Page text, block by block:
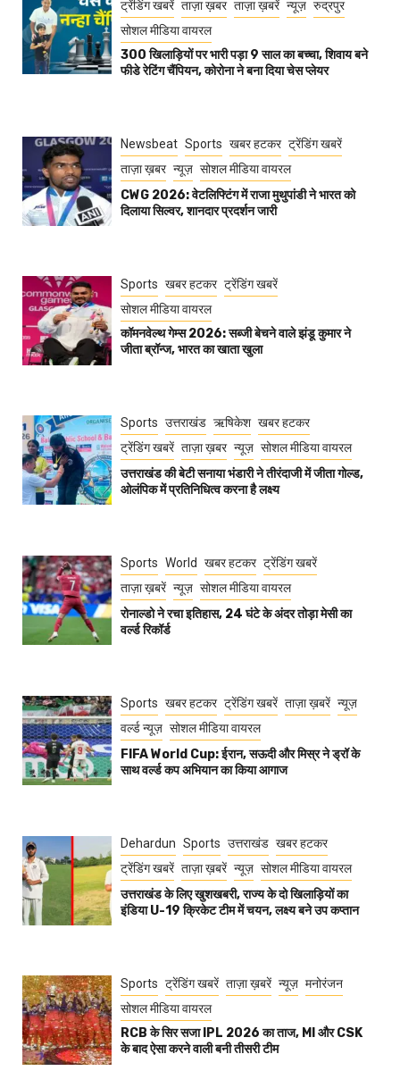
ट्रेंडिंग खबरें ताज़ा ख़बर ताज़ा ख़बरें न्यूज़ रुद्रपुर
सोशल मीडिया वायरल
300 खिलाड़ियों पर भारी पड़ा 9 साल का बच्चा, शिवाय बने
फीडे रेटिंग चैंपियन, कोरोना ने बना दिया चेस प्लेयर
Newsbeat Sports खबर हटकर ट्रेंडिंग खबरें
ताज़ा ख़बर न्यूज़ सोशल मीडिया वायरल
CWG 2026: वेटलिफ्टिंग में राजा मुथुपांडी ने भारत को
दिलाया सिल्वर, शानदार प्रदर्शन जारी
Sports खबर हटकर ट्रेंडिंग खबरें
सोशल मीडिया वायरल
कॉमनवेल्थ गेम्स 2026: सब्जी बेचने वाले झंडू कुमार ने
जीता ब्रॉन्ज, भारत का खाता खुला
Sports उत्तराखंड ऋषिकेश खबर हटकर
ट्रेंडिंग खबरें ताज़ा ख़बर न्यूज़ सोशल मीडिया वायरल
उत्तराखंड की बेटी सनाया भंडारी ने तीरंदाजी में जीता गोल्ड,
ओलंपिक में प्रतिनिधित्व करना है लक्ष्य
Sports World खबर हटकर ट्रेंडिंग खबरें
ताज़ा ख़बरें न्यूज़ सोशल मीडिया वायरल
रोनाल्डो ने रचा इतिहास, 24 घंटे के अंदर तोड़ा मेसी का
वर्ल्ड रिकॉर्ड
Sports खबर हटकर ट्रेंडिंग खबरें ताज़ा ख़बरें न्यूज़
वर्ल्ड न्यूज़ सोशल मीडिया वायरल
FIFA World Cup: ईरान, सऊदी और मिस्र ने ड्रॉ के
साथ वर्ल्ड कप अभियान का किया आगाज
Dehardun Sports उत्तराखंड खबर हटकर
ट्रेंडिंग खबरें ताज़ा ख़बरें न्यूज़ सोशल मीडिया वायरल
उत्तराखंड के लिए खुशखबरी, राज्य के दो खिलाड़ियों का
इंडिया U-19 क्रिकेट टीम में चयन, लक्ष्य बने उप कप्तान
Sports ट्रेंडिंग खबरें ताज़ा ख़बरें न्यूज़ मनोरंजन
सोशल मीडिया वायरल
RCB के सिर सजा IPL 2026 का ताज, MI और CSK
के बाद ऐसा करने वाली बनी तीसरी टीम